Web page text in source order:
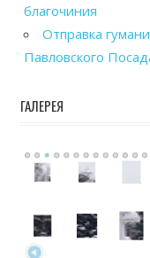
благочиния
Отправка
Павловского
ГАЛЕРЕЯ